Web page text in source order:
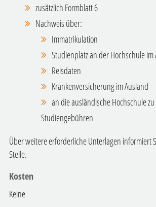
zusätzlich Formblatt 6
Nachweis über:
Immatrikulation
Studienplatz an der Hochschule im
Reisdaten
Krankenversicherung im Ausland
an die ausländische Hochschule
Studiengebühren
Über weitere erforderliche Unterlagen informiert
Stelle.
Kosten
Keine